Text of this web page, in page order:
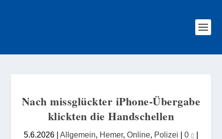
Nach missglückter iPhone-Übergabe
klickten die Handschellen
5.6.2026 | Allgemein, Hemer, Online, Polizei | 0 |